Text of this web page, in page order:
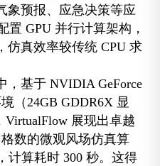
象预报、应急决策等应
置 GPU 并行计算架构，
仿真效率较传统 CPU 求
，基于 NVIDIA GeForce
（24GB GDDR6X 显
VirtualFlow 展现出卓越
数的微观风场仿真算
计算耗时 300 秒。这得